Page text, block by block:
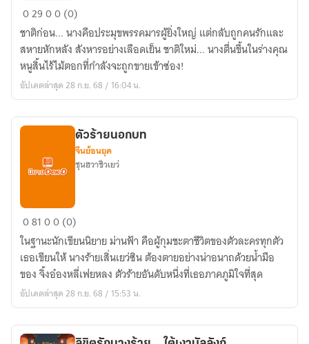
เถ้า
ธุลี
หงส์
เพลิง
02900 (0)
ชาติก่อน... นางคือประมุขพรรคมารผู้ยิ่งใหญ่ แต่กลับถูกคนรักและ
สหายหักหลัง สังหารอย่างเลือดเย็น ชาติใหม่... นางตื่นขึ้นในร่างคุณ
หนูสิ้นไร้ไม้ตอกที่กำลังจะถูกขายเข้าซ่อง!
อัปเดตล่าสุด 28 ก.ย. 68 / 16:04 น.
ตัว
ร้าย
นอก
บท
ตัวร้ายนอกบท
จีนย้อนยุค
ชุนฮวาชิวเยว่
08100 (0)
ในฐานะนักเขียนนิยาย ม่านฟ้า คือผู้กุมชะตาชีวิตของตัวละครทุกตัว
เธอเขียนให้ นางร้ายเสิ่นเยว่ซิน ต้องตายอย่างน่าอนาถด้วยน้ำมือ
ของ จิ้งอ๋องหลี่เฟยหลง ตัวร้ายอันดับหนึ่งที่เธอภาคภูมิใจที่สุด
อัปเดตล่าสุด 28 ก.ย. 68 / 15:53 น.